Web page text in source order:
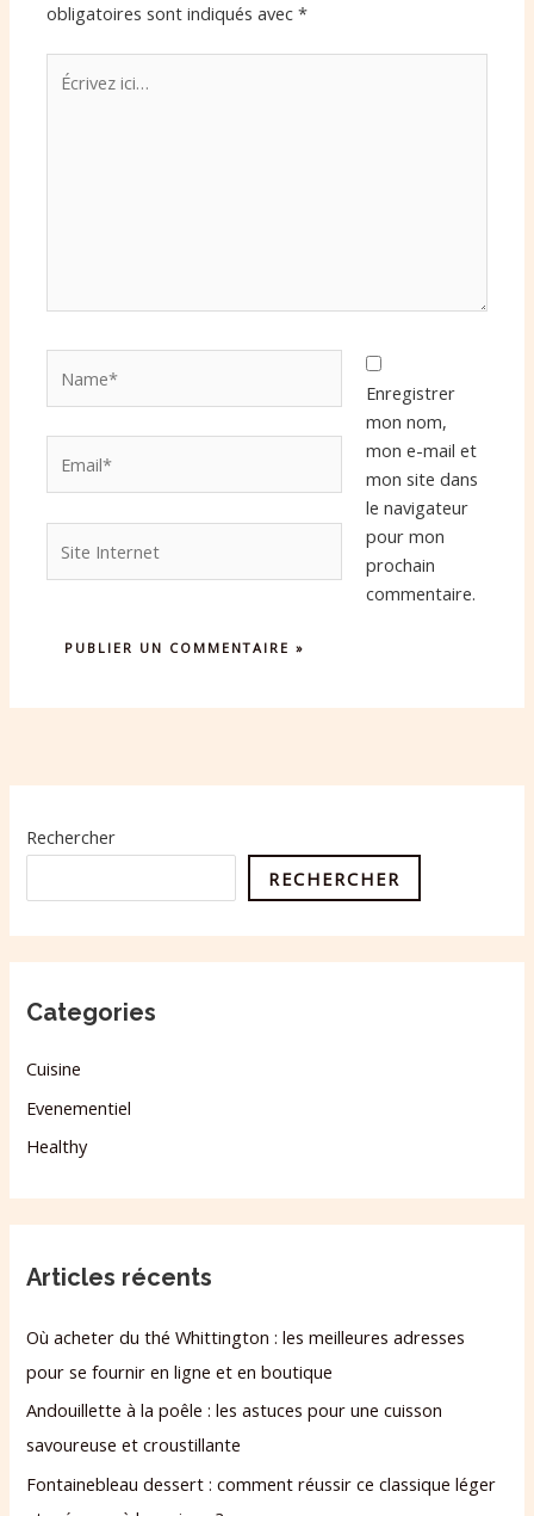
obligatoires sont indiqués avec*
Écrivez
ici…
Internet
Enregistrer
mon nom,
mon e-mail et
mon site dans
le navigateur
pour mon
prochain
commentaire.
Rechercher
RECHERCHER
Categories
Cuisine
Evenementiel
Healthy
Articles récents
Où acheter du thé Whittington : les meilleures adresses
pour se fournir en ligne et en boutique
Andouillette à la poêle : les astuces pour une cuisson
savoureuse et croustillante
Fontainebleau dessert : comment réussir ce classique léger